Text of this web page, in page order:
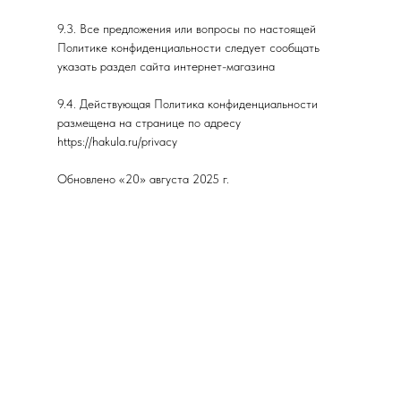
9.3. Все предложения или вопросы по настоящей
Политике конфиденциальности следует сообщать
указать раздел сайта интернет-магазина
9.4. Действующая Политика конфиденциальности
размещена на странице по адресу
https://hakula.ru/privacy
Обновлено «20» августа 2025 г.